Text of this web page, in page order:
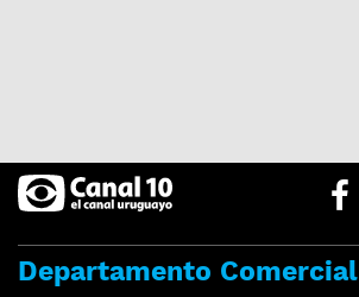
Departamento Comercial